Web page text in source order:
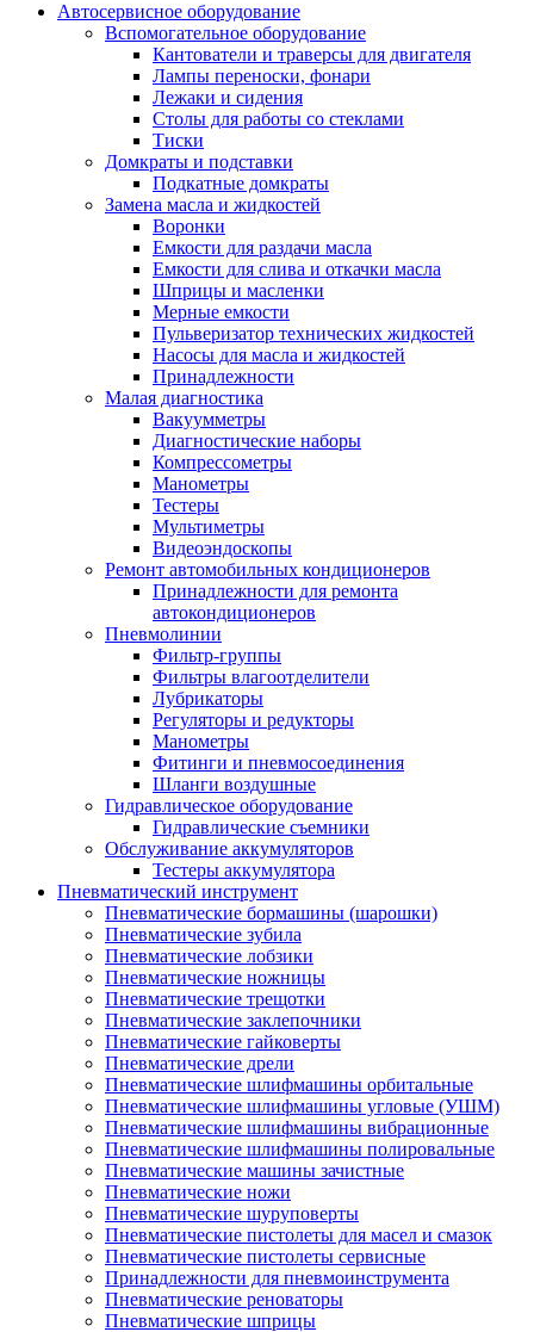
Автосервисное оборудование
Вспомогательное оборудование
Кантователи и траверсы для двигателя
Лампы переноски, фонари
Лежаки и сидения
Столы для работы со стеклами
Тиски
Домкраты и подставки
Подкатные домкраты
Замена масла и жидкостей
Воронки
Емкости для раздачи масла
Емкости для слива и откачки масла
Шприцы и масленки
Мерные емкости
Пульверизатор технических жидкостей
Насосы для масла и жидкостей
Принадлежности
Малая диагностика
Вакуумметры
Диагностические наборы
Компрессометры
Манометры
Тестеры
Мультиметры
Видеоэндоскопы
Ремонт автомобильных кондиционеров
Принадлежности для ремонта
автокондиционеров
Пневмолинии
Фильтр-группы
Фильтры влагоотделители
Лубрикаторы
Регуляторы и редукторы
Манометры
Фитинги и пневмосоединения
Шланги воздушные
Гидравлическое оборудование
Гидравлические съемники
Обслуживание аккумуляторов
Тестеры аккумулятора
Пневматический инструмент
Пневматические бормашины (шарошки)
Пневматические зубила
Пневматические лобзики
Пневматические ножницы
Пневматические трещотки
Пневматические заклепочники
Пневматические гайковерты
Пневматические дрели
Пневматические шлифмашины орбитальные
Пневматические шлифмашины угловые (УШМ)
Пневматические шлифмашины вибрационные
Пневматические шлифмашины полировальные
Пневматические машины зачистные
Пневматические ножи
Пневматические шуруповерты
Пневматические пистолеты для масел и смазок
Пневматические пистолеты сервисные
Принадлежности для пневмоинструмента
Пневматические реноваторы
Пневматические шприцы